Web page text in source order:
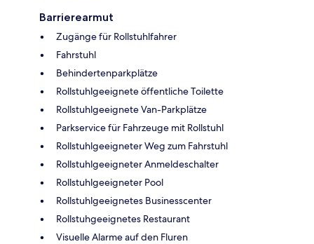
Barrierearmut
Zugänge für Rollstuhlfahrer
Fahrstuhl
Behindertenparkplätze
Rollstuhlgeeignete öffentliche Toilette
Rollstuhlgeeignete Van-Parkplätze
Parkservice für Fahrzeuge mit Rollstuhl
Rollstuhlgeeigneter Weg zum Fahrstuhl
Rollstuhlgeeigneter Anmeldeschalter
Rollstuhlgeeigneter Pool
Rollstuhlgeeignetes Businesscenter
Rollstuhgeeignetes Restaurant
Visuelle Alarme auf den Fluren